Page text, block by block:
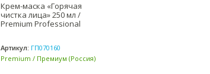
Крем-маска «Горячая
чистка лица» 250 мл /
Premium Professional
Артикул: ГП070160
Premium / Премиум (Россия)